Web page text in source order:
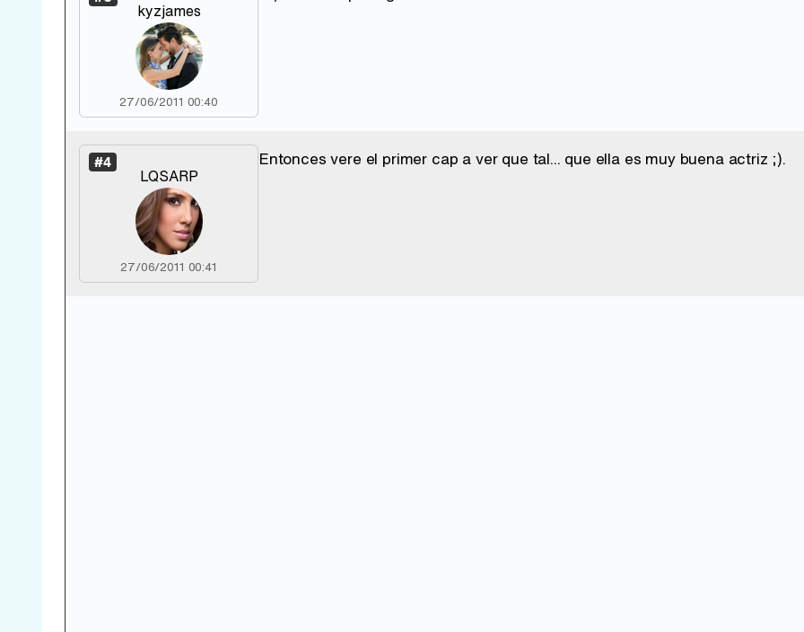
kyzjames
27/06/2011 00:40
#4
LQSARP
27/06/2011 00:41
Entonces vere el primer cap a ver que tal... que ella es muy buena actriz ;).